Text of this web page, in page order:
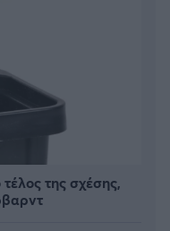
της σχέσης,